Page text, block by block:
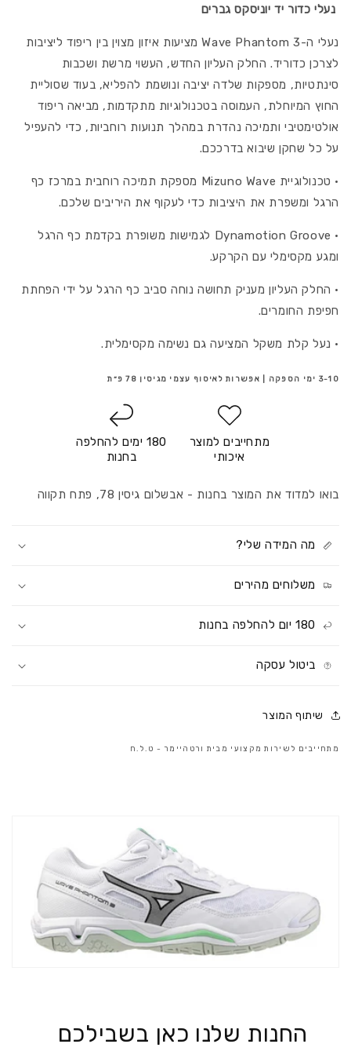
יד
ווייב
פאנטום
גברים
כדור
מיזונו
ווייב
פאנטום
נעלי כדור יד יוניסקס גברים
נעלי ה-Wave Phantom 3 מציעות איזון מצוין בין ריפוד ליציבות
לצרכן כדוריד. החלק העליון החדש, העשוי מרשת ושכבות
סינתטיות, מספקות שלדה יציבה ונושמת להפליא, בעוד שסוליית
החוץ המיוחלת, העמוסה בטכנולוגיות מתקדמות, מביאה ריפוד
אולטימטיבי ותמיכה נהדרת במהלך תנועות רוחביות, כדי להעפיל
על כל שחקן שיבוא בדרככם.
• טכנולוגיית Mizuno Wave מספקת תמיכה רוחבית במרכז כף
הרגל ומשפרת את היציבות כדי לעקוף את היריבים שלכם.
• Dynamotion Groove לגמישות משופרת בקדמת כף הרגל
ומגע מקסימלי עם הקרקע.
• החלק העליון מעניק תחושה נוחה סביב כף הרגל על ידי הפחתת
חפיפת החומרים.
• נעל קלת משקל המציעה גם נשימה מקסימלית.
3-10 ימי הספקה | אפשרות לאיסוף עצמי מגיסין 78 פ״ת
מתחייבים למוצר
איכותי
180 ימים להחלפה
בחנות
בואו למדוד את המוצר בחנות - אבשלום גיסין 78, פתח תקווה
מה המידה שלי?
משלוחים מהירים
180 יום להחלפה בחנות
ביטול עסקה
שיתוף המוצר
מתחייבים לשירות מקצועי מבית ורטהיימר - ט.ל.ח
החנות שלנו כאן בשבילכם